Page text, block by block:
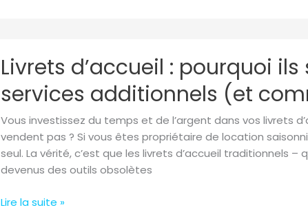
Livrets d’accueil : pourquoi
services additionnels (et
Vous investissez du temps et de l’argent dans vos livrets
vendent pas ? Si vous êtes propriétaire de location
seul. La vérité, c’est que les livrets d’accueil traditionnels –
devenus des outils obsolètes
d’accueil
pourquoi
sabotent
vos
ventes
de
services
Lire la suite »